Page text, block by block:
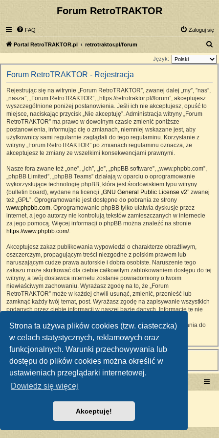
Strona ta używa plików cookies (tzw. ciasteczka)
w celach statystycznych, reklamowych oraz
funkcjonalnych. Warunki przechowywania lub
dostępu do plików cookies można określić w
ustawieniach przeglądarki internetowej.
Dowiedz się więcej
Akceptuję!
Forum RetroTRAKTOR
FAQ Zaloguj się
Portal RetroTRAKTOR.pl retrotraktor.pl/forum
z
Język:
Forum RetroTRAKTOR - Rejestracja
Rejestrując się na witrynie „Forum RetroTRAKTOR”, zwanej dalej „my”, ”nas”,
„nasza”, „Forum RetroTRAKTOR”, „https://retrotraktor.pl//forum”, akceptujesz
wyszczególnione poniżej postanowienia. Jeśli ich nie akceptujesz, opuść to
miejsce, naciskając przycisk „Nie akceptuję”. Administracja witryny „Forum
RetroTRAKTOR” ma prawo w dowolnym czasie zmienić poniższe
postanowienia, informując cię o zmianach, niemniej wskazane jest, aby
użytkownicy sami regularnie zaglądali do tego regulaminu. Korzystanie z
witryny „Forum RetroTRAKTOR” po zmianach regulaminu oznacza, że
akceptujesz te zmiany ze wszelkimi konsekwencjami prawnymi.
Nasze fora zwane też „one”, „ich”, „je”, „phpBB software”, „www.phpbb.com”,
„phpBB Limited”, „phpBB Teams” działają w oparciu o oprogramowanie
wykorzystujące technologię phpBB, która jest środowiskiem typu witryny
(bulletin board), wydane na licencji „GNU General Public License v2” zwanej
też „GPL”. Oprogramowanie jest dostępne do pobrania ze strony
www.phpbb.com. Oprogramowanie phpBB tylko ułatwia dyskusje przez
internet, a jego autorzy nie kontrolują tekstów zamieszczanych w internecie
za jego pomocą. Więcej informacji o phpBB można znaleźć na stronie
https://www.phpbb.com/.
Akceptujesz zakaz publikowania wypowiedzi o charakterze obraźliwym,
oszczerczym, propagującym treści niezgodne z polskim prawem lub
naruszającym cudze prawa autorskie i dobra osobiste. Naruszenie tego
zakazu może skutkować dla ciebie całkowitym zablokowaniem dostępu do tej
witryny, a twój dostawca internetu zostanie powiadomiony o twoim
niewłaściwym zachowaniu. Wyrażasz zgodę na to, że „Forum
RetroTRAKTOR” może w każdej chwili usunąć, zmienić, przenieść lub
zamknąć każdy twój temat, post. Wyrażasz zgodę na zapisywanie wszystkich
podanych przez ciebie informacji w naszej bazie danych. Informacje te nie
RetroTRAKTOR”, ani phpBB nie ponosi odpowiedzialności za włamania do
witryny, podczas których może dojść do kradzieży danych.
Portal RetroTRAKTOR.pl
Polski pakiet językowy dostarcza